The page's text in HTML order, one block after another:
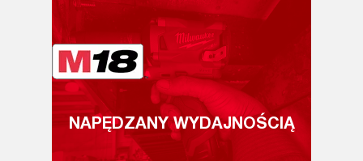
NAPĘDZANY WYDAJNOŚCIĄ